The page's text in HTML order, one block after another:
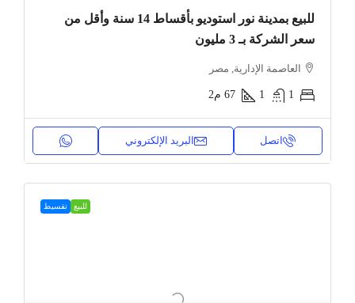
للبيع بمدينة نور استوديو بأقساط 14 سنة وأقل من
سعر الشركة بـ 3 مليون
العاصمة الإدارية, مصر
1
1
67 م2
اتصل البريد الإلكتروني
للبيع تقسيط